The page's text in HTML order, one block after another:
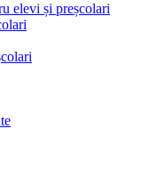
elevi și preșcolari